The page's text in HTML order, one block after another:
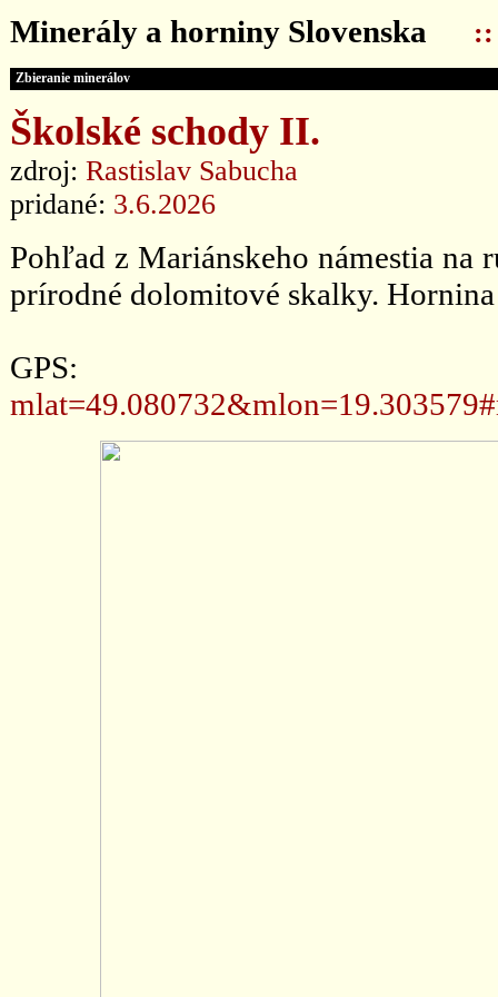
Minerály a horniny Slovenska ::
Zbieranie minerálov
Školské schody II.
zdroj: Rastislav Sabucha
pridané: 3.6.2026
Pohľad z Mariánskeho námestia na
prírodné dolomitové skalky.